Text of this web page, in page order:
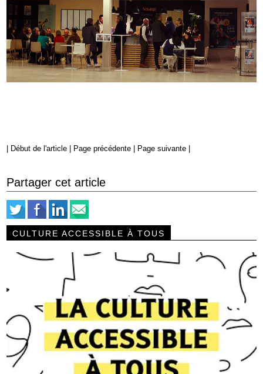
Début de l'article Page précédente Page suivante
Partager cet article
CULTURE ACCESSIBLE À TOUS